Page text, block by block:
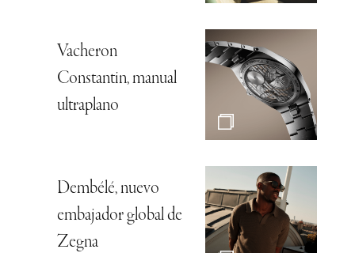
Vacheron
Constantin, manual
ultraplano
Dembélé, nuevo
embajador global de
Zegna